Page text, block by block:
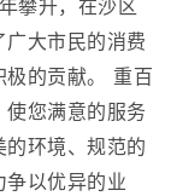
攀升，在沙区
大市民的消费
极的贡献。 重百
您满意的服务
环境、规范的
争以优异的业